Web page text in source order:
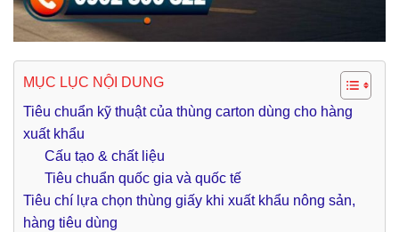
MỤC LỤC NỘI DUNG
Tiêu chuẩn kỹ thuật của thùng carton dùng cho hàng
xuất khẩu
Cấu tạo & chất liệu
Tiêu chuẩn quốc gia và quốc tế
Tiêu chí lựa chọn thùng giấy khi xuất khẩu nông sản,
hàng tiêu dùng